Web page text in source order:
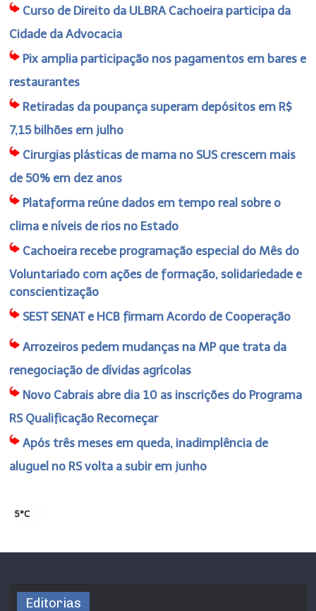
Curso de Direito da ULBRA Cachoeira participa da
Cidade da Advocacia
Pix amplia participação nos pagamentos em bares e
restaurantes
Retiradas da poupança superam depósitos em R$
7,15 bilhões em julho
Cirurgias plásticas de mama no SUS crescem mais
de 50% em dez anos
Plataforma reúne dados em tempo real sobre o
clima e níveis de rios no Estado
Cachoeira recebe programação especial do Mês do
Voluntariado com ações de formação, solidariedade e
conscientização
SEST SENAT e HCB firmam Acordo de Cooperação
Arrozeiros pedem mudanças na MP que trata da
renegociação de dívidas agrícolas
Novo Cabrais abre dia 10 as inscrições do Programa
RS Qualificação Recomeçar
Após três meses em queda, inadimplência de
aluguel no RS volta a subir em junho
5°C
Editorias